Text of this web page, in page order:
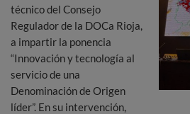
técnico del Consejo
Regulador de la DOCa Rioja,
a impartir la ponencia
“Innovación y tecnología al
servicio de una
Denominación de Origen
líder”. En su intervención,